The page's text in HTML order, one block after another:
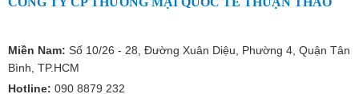
Miền Nam: Số 10/26 - 28, Đường Xuân Diệu, Phường 4, Quận Tân
Bình, TP.HCM
Hotline: 090 8879 232